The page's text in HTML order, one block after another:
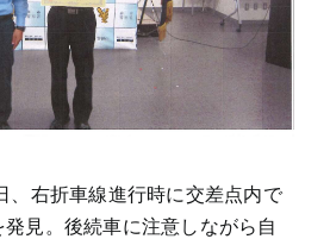
、右折車線進行時に交差点内で
見。後続車に注意しながら自